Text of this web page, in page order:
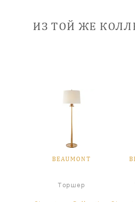
ИЗ ТОЙ ЖЕ
BEAUMONT
Торшер